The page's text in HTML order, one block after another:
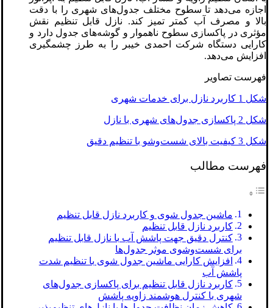
اجازه می‌دهد تا سطوح مختلف جدول‌های شهری را با دقت
بالا و مصرف آب کمتر تمیز کند. نازل قابل تنظیم نقش
مؤثری در پاکسازی سطوح ناهموار و گوشه‌های جدول دارد و
کارایی دستگاه شرکت احمدی خیبر را به طرز چشمگیری
افزایش می‌دهد.
فهرست تصاویر
شکل 1 کاربرد نازل برای خدمات شهری
شکل 2 پاکسازی جدول‌های شهری با نازل
شکل 3 کیفیت بالای شست‌وشو با تنظیم دقیق
فهرست مطالب
ماشین جدول شوی و کاربرد نازل قابل تنظیم
کاربرد نازل قابل تنظیم
کنترل دقیق جهت پاشش آب با نازل قابل تنظیم
برای شست‌وشوی موثر جدول‌ها
افزایش کارایی ماشین جدول ‌شوی با تنظیم شدت
پاشش آب
کاربرد نازل قابل تنظیم برای پاکسازی جدول‌های
شهری با کنترل هوشمند زاویه پاشش